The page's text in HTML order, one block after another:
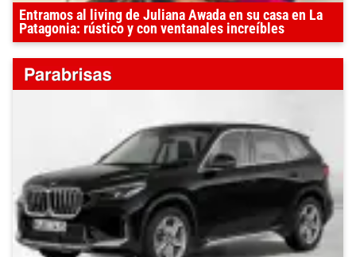
Entramos al living de Juliana Awada en su casa en La
Patagonia: rústico y con ventanales increíbles